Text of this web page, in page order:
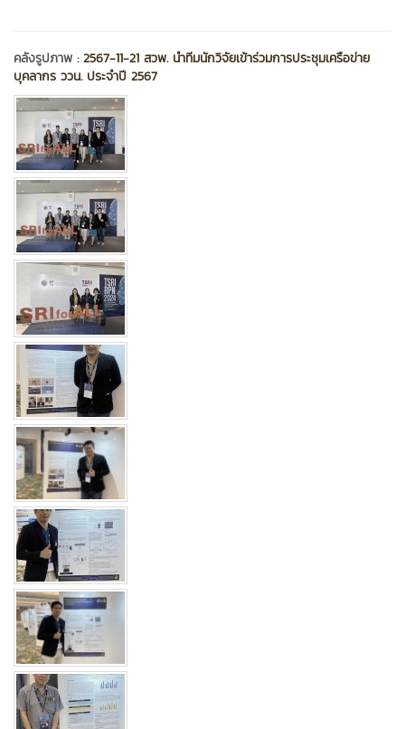
คลังรูปภาพ :2567-11-21 สวพ. นำทีมนักวิจัยเข้าร่วมการประชุมเครือข่าย
บุคลากร ววน. ประจำปี 2567